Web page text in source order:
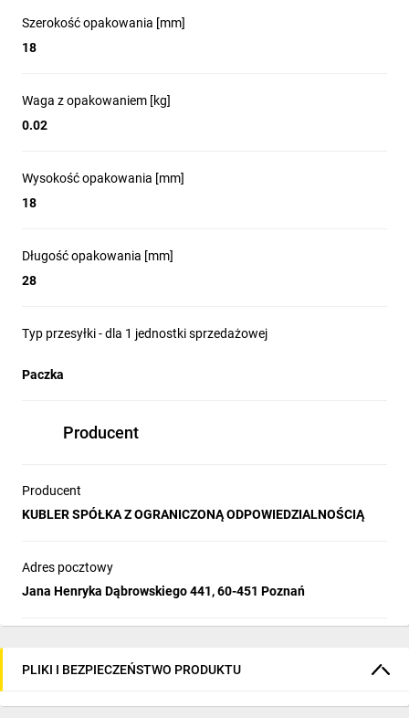
Szerokość opakowania [mm]
18
Waga z opakowaniem [kg]
0.02
Wysokość opakowania [mm]
18
Długość opakowania [mm]
28
Typ przesyłki - dla 1 jednostki sprzedażowej
Paczka
Producent
Producent
KUBLER SPÓŁKA Z OGRANICZONĄ ODPOWIEDZIALNOŚCIĄ
Adres pocztowy
Jana Henryka Dąbrowskiego 441, 60-451 Poznań
PLIKI I BEZPIECZEŃSTWO PRODUKTU